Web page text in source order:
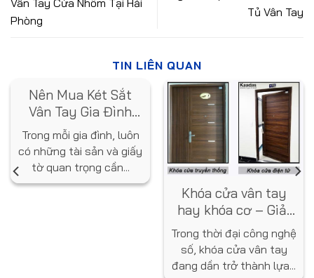
Vân Tay Cửa Nhôm Tại Hải
Phòng
Tủ Vân Tay
TIN LIÊN QUAN
Nên Mua Két Sắt
Vân Tay Gia Đình
Loại Nào? Gợi Ý Từ
Chuyên Gia
Trong mỗi gia đình, luôn
có những tài sản và giấy
tờ quan trọng cần...
Khóa cửa vân tay
hay khóa cơ – Giải
pháp nào tốt hơn
cho ngôi nhà bạn?
Trong thời đại công nghệ
số, khóa cửa vân tay
đang dần trở thành lựa...